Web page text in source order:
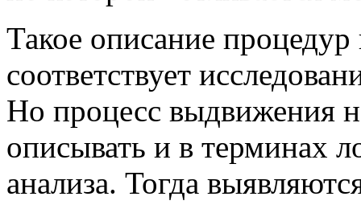
Такое описание процедур
соответствует
Но процесс выдвижения
описывать и в терминах
анализа. Тогда